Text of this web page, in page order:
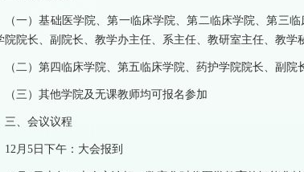
（一）基础医学院、第一临床学院、第二临床学院、第三
院院长、副院长、教学办主任、系主任、教研室主任、教学
（二）第四临床学院、第五临床学院、药护学院院长、副院
（三）其他学院及无课教师均可报名参加
三、会议议程
12月5日下午：大会报到